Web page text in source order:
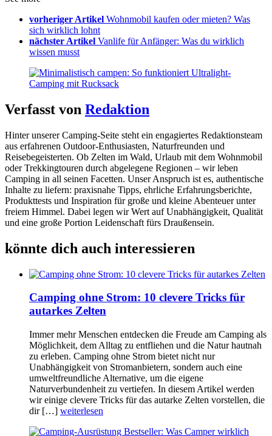
vorheriger Artikel Wohnmobil kaufen oder mieten? Was
sich wirklich lohnt
nächster Artikel Vanlife für Anfänger: Was du wirklich
wissen musst
Verfasst von Redaktion
Hinter unserer Camping-Seite steht ein engagiertes Redaktionsteam
aus erfahrenen Outdoor-Enthusiasten, Naturfreunden und
Reisebegeisterten. Ob Zelten im Wald, Urlaub mit dem Wohnmobil
oder Trekkingtouren durch abgelegene Regionen – wir leben
Camping in all seinen Facetten. Unser Anspruch ist es, authentische
Inhalte zu liefern: praxisnahe Tipps, ehrliche Erfahrungsberichte,
Produkttests und Inspiration für große und kleine Abenteuer unter
freiem Himmel. Dabei legen wir Wert auf Unabhängigkeit, Qualität
und eine große Portion Leidenschaft fürs Draußensein.
könnte dich auch interessieren
Camping ohne Strom: 10 clevere Tricks für
autarkes Zelten
Immer mehr Menschen entdecken die Freude am Camping als
Möglichkeit, dem Alltag zu entfliehen und die Natur hautnah
zu erleben. Camping ohne Strom bietet nicht nur
Unabhängigkeit von Stromanbietern, sondern auch eine
umweltfreundliche Alternative, um die eigene
Naturverbundenheit zu vertiefen. In diesem Artikel werden
wir einige clevere Tricks für das autarke Zelten vorstellen, die
dir […] weiterlesen